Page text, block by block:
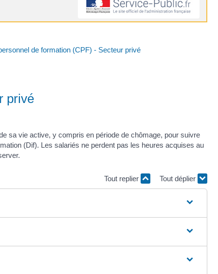
de formation (CPF) - Secteur privé
privé
sa vie active, y compris en période de chômage, pour suivre
(Dif). Les salariés ne perdent pas les heures acquises au
Tout replier Tout déplier